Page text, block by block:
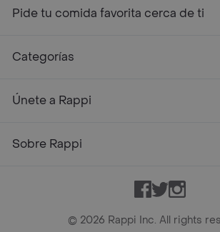
Pide tu comida favorita cerca de ti
Categorías
Únete a Rappi
Sobre Rappi
Facebook
Twitter
© 2026 Rappi Inc. All rights